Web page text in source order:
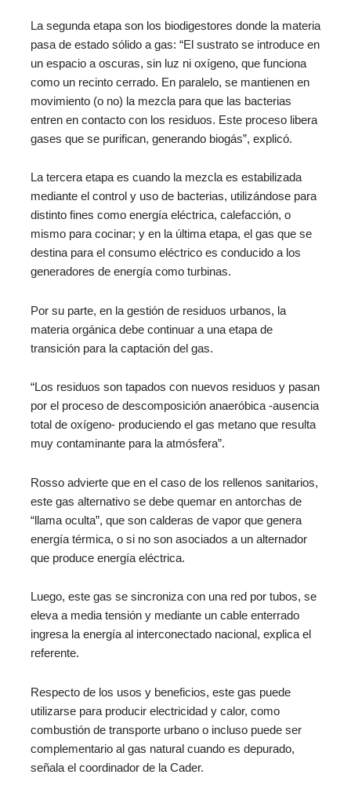
La segunda etapa son los biodigestores donde la materia
pasa de estado sólido a gas: “El sustrato se introduce en
un espacio a oscuras, sin luz ni oxígeno, que funciona
como un recinto cerrado. En paralelo, se mantienen en
movimiento (o no) la mezcla para que las bacterias
entren en contacto con los residuos. Este proceso libera
gases que se purifican, generando biogás”, explicó.
La tercera etapa es cuando la mezcla es estabilizada
mediante el control y uso de bacterias, utilizándose para
distinto fines como energía eléctrica, calefacción, o
mismo para cocinar; y en la última etapa, el gas que se
destina para el consumo eléctrico es conducido a los
generadores de energía como turbinas.
Por su parte, en la gestión de residuos urbanos, la
materia orgánica debe continuar a una etapa de
transición para la captación del gas.
“Los residuos son tapados con nuevos residuos y pasan
por el proceso de descomposición anaeróbica ‑ausencia
total de oxígeno- produciendo el gas metano que resulta
muy contaminante para la atmósfera”.
Rosso advierte que en el caso de los rellenos sanitarios,
este gas alternativo se debe quemar en antorchas de
“llama oculta”, que son calderas de vapor que genera
energía térmica, o si no son asociados a un alternador
que produce energía eléctrica.
Luego, este gas se sincroniza con una red por tubos, se
eleva a media tensión y mediante un cable enterrado
ingresa la energía al interconectado nacional, explica el
referente.
Respecto de los usos y beneficios, este gas puede
utilizarse para producir electricidad y calor, como
combustión de transporte urbano o incluso puede ser
complementario al gas natural cuando es depurado,
señala el coordinador de la Cader.